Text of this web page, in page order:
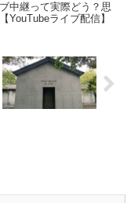
中継って実際どう？思
YouTubeライブ配信】